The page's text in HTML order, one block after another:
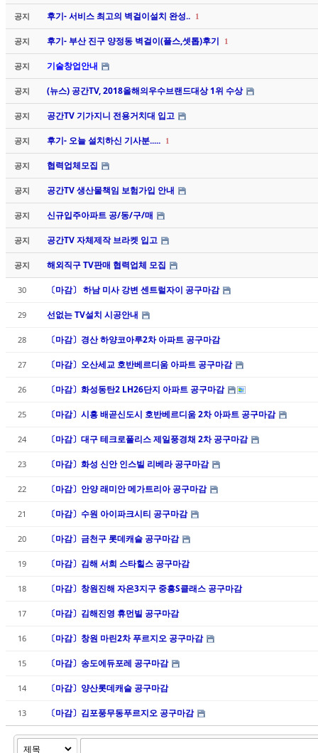
공지 후기- 서비스 최고의 벽걸이설치 완성.. 1
공지 후기- 부산 진구 양정동 벽걸이(플스,셋톱)후기 1
공지 기술창업안내
공지 (뉴스) 공간TV, 2018올해의우수브랜드대상 1위 수상
공지 공간TV 기가지니 전용거치대 입고
공지 후기- 오늘 설치하신 기사분..... 1
공지 협력업체모집
공지 공간TV 생산물책임 보험가입 안내
공지 신규입주아파트 공/동/구/매
공지 공간TV 자체제작 브라켓 입고
공지 해외직구 TV판매 협력업체 모집
30 〔마감〕 하남 미사 강변 센트럴자이 공구마감
29 선없는 TV설치 시공안내
28 〔마감〕경산 하양코아루2차 아파트 공구마감
27 〔마감〕오산세교 호반베르디움 아파트 공구마감
26 〔마감〕화성동탄2 LH26단지 아파트 공구마감
25 〔마감〕시흥 배곧신도시 호반베르디움 2차 아파트 공구마감
24 〔마감〕대구 테크로폴리스 제일풍경채 2차 공구마감
23 〔마감〕화성 신안 인스빌 리베라 공구마감
22 〔마감〕안양 래미안 메가트리아 공구마감
21 〔마감〕수원 아이파크시티 공구마감
20 〔마감〕금천구 롯데캐슬 공구마감
19 〔마감〕김해 서희 스타힐스 공구마감
18 〔마감〕창원진해 자은3지구 중흥S클래스 공구마감
17 〔마감〕김해진영 휴먼빌 공구마감
16 〔마감〕창원 마린2차 푸르지오 공구마감
15 〔마감〕송도에듀포레 공구마감
14 〔마감〕양산롯데캐슬 공구마감
13 〔마감〕김포풍무동푸르지오 공구마감